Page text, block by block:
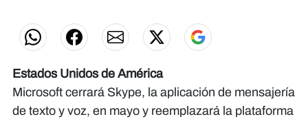
Estados Unidos de América
Microsoft cerrará Skype, la aplicación de mensajería
de texto y voz, en mayo y reemplazará la plataforma